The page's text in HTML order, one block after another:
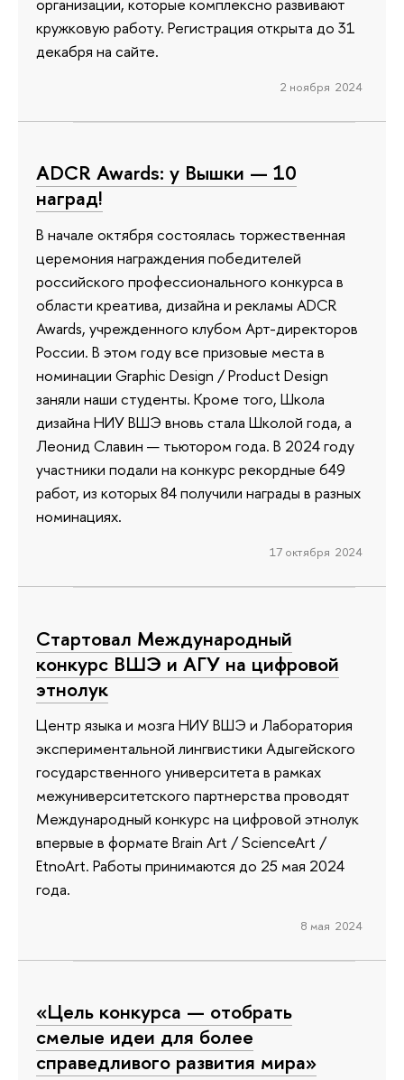
кружковую работу. Регистрация открыта до 31
декабря на сайте.
2 ноября 2024
ADCR Awards: у Вышки — 10
наград!
В начале октября состоялась торжественная
церемония награждения победителей
российского профессионального конкурса в
области креатива, дизайна и рекламы ADCR
Awards, учрежденного клубом Арт-директоров
России. В этом году все призовые места в
номинации Graphic Design / Product Design
заняли наши студенты. Кроме того, Школа
дизайна НИУ ВШЭ вновь стала Школой года, а
Леонид Славин — тьютором года. В 2024 году
участники подали на конкурс рекордные 649
работ, из которых 84 получили награды в разных
номинациях.
17 октября 2024
Cтартовал Международный
конкурс ВШЭ и АГУ на цифровой
этнолук
Центр языка и мозга НИУ ВШЭ и Лаборатория
экспериментальной лингвистики Адыгейского
государственного университета в рамках
межуниверситетского партнерства проводят
Международный конкурс на цифровой этнолук
впервые в формате Brain Art / ScienceArt /
EtnoArt. Работы принимаются до 25 мая 2024
года.
8 мая 2024
«Цель конкурса — отобрать
смелые идеи для более
справедливого развития мира»